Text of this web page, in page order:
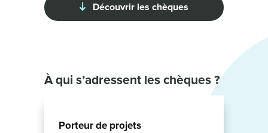
Découvrir les chèques
À qui s’adressent les chèques ?
Porteur de projets